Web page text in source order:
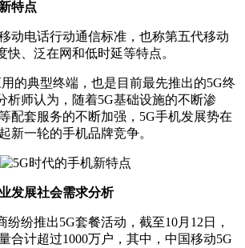
特点
电话行动通信标准，也称第五代移动
快、泛在网和低时延等特点。
典型终端，也是目前最先推出的5G终
析师认为，随着5G基础设施的不断渗
配套服务的不断加强，5G手机发展势在
新一轮的手机品牌竞争。
展社会需求分析
纷推出5G套餐活动，截至10月12日，
合计超过1000万户，其中，中国移动5G